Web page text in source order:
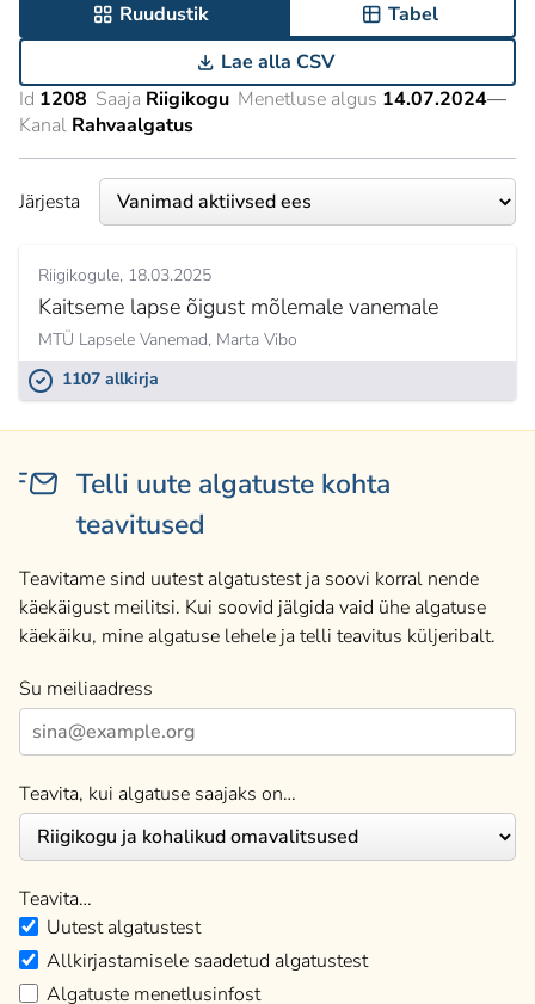
Ruudustik
Tabel
Lae alla CSV
Id 1208 Saaja Riigikogu Menetluse algus 14.07.2024—
Kanal Rahvaalgatus
Järjesta
Riigikogule 18.03.2025
Kaitseme lapse õigust mõlemale vanemale
MTÜ Lapsele Vanemad, Marta Vibo
1107 allkirja
Telli uute algatuste kohta
teavitused
Teavitame sind uutest algatustest ja soovi korral nende
käekäigust meilitsi. Kui soovid jälgida vaid ühe algatuse
käekäiku, mine algatuse lehele ja telli teavitus küljeribalt.
Su meiliaadress
Teavita, kui algatuse saajaks on…
Teavita…
Uutest algatustest
Allkirjastamisele saadetud algatustest
Algatuste menetlusinfost